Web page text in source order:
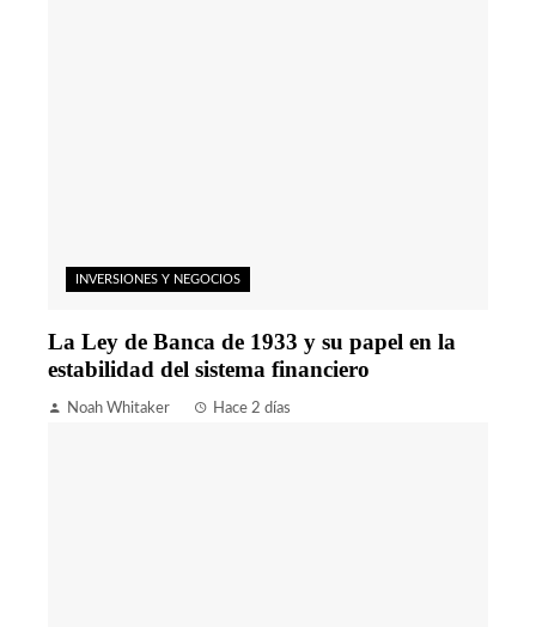
INVERSIONES Y NEGOCIOS
La Ley de Banca de 1933 y su papel en la
estabilidad del sistema financiero
Noah Whitaker Hace 2 días